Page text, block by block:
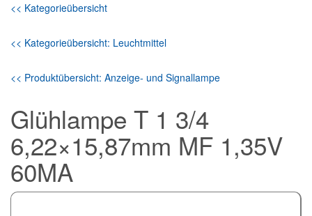
<< Kategorieübersicht
<< Kategorieübersicht: Leuchtmittel
<< Produktübersicht: Anzeige- und Signallampe
Glühlampe T 1 3/4
6,22×15,87mm MF 1,35V
60MA